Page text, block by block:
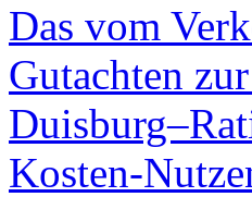
Das vom
Gutachten
Kosten-